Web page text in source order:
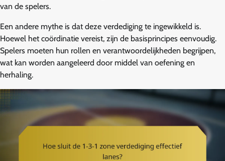
van de spelers.
Een andere mythe is dat deze verdediging te ingewikkeld is.
Hoewel het coördinatie vereist, zijn de basisprincipes eenvoudig.
Spelers moeten hun rollen en verantwoordelijkheden begrijpen,
wat kan worden aangeleerd door middel van oefening en
herhaling.